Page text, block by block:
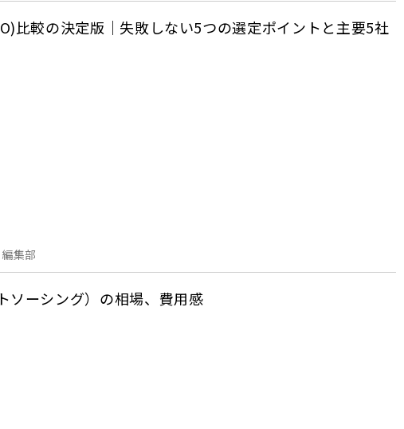
比較の決定版｜失敗しない5つの選定ポイントと主要5社
集部
ソーシング）の相場、費用感